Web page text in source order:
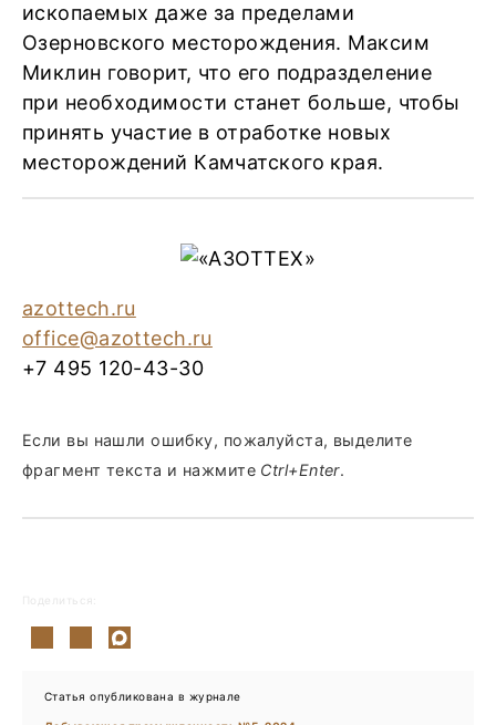
ископаемых даже за пределами
Озерновского месторождения. Максим
Миклин говорит, что его подразделение
при необходимости станет больше, чтобы
принять участие в отработке новых
месторождений Камчатского края.
azottech.ru
office@azottech.ru
+7 495 120-43-30
Если вы нашли ошибку, пожалуйста, выделите
фрагмент текста и нажмите Ctrl+Enter.
Поделиться:
Статья опубликована в журнале